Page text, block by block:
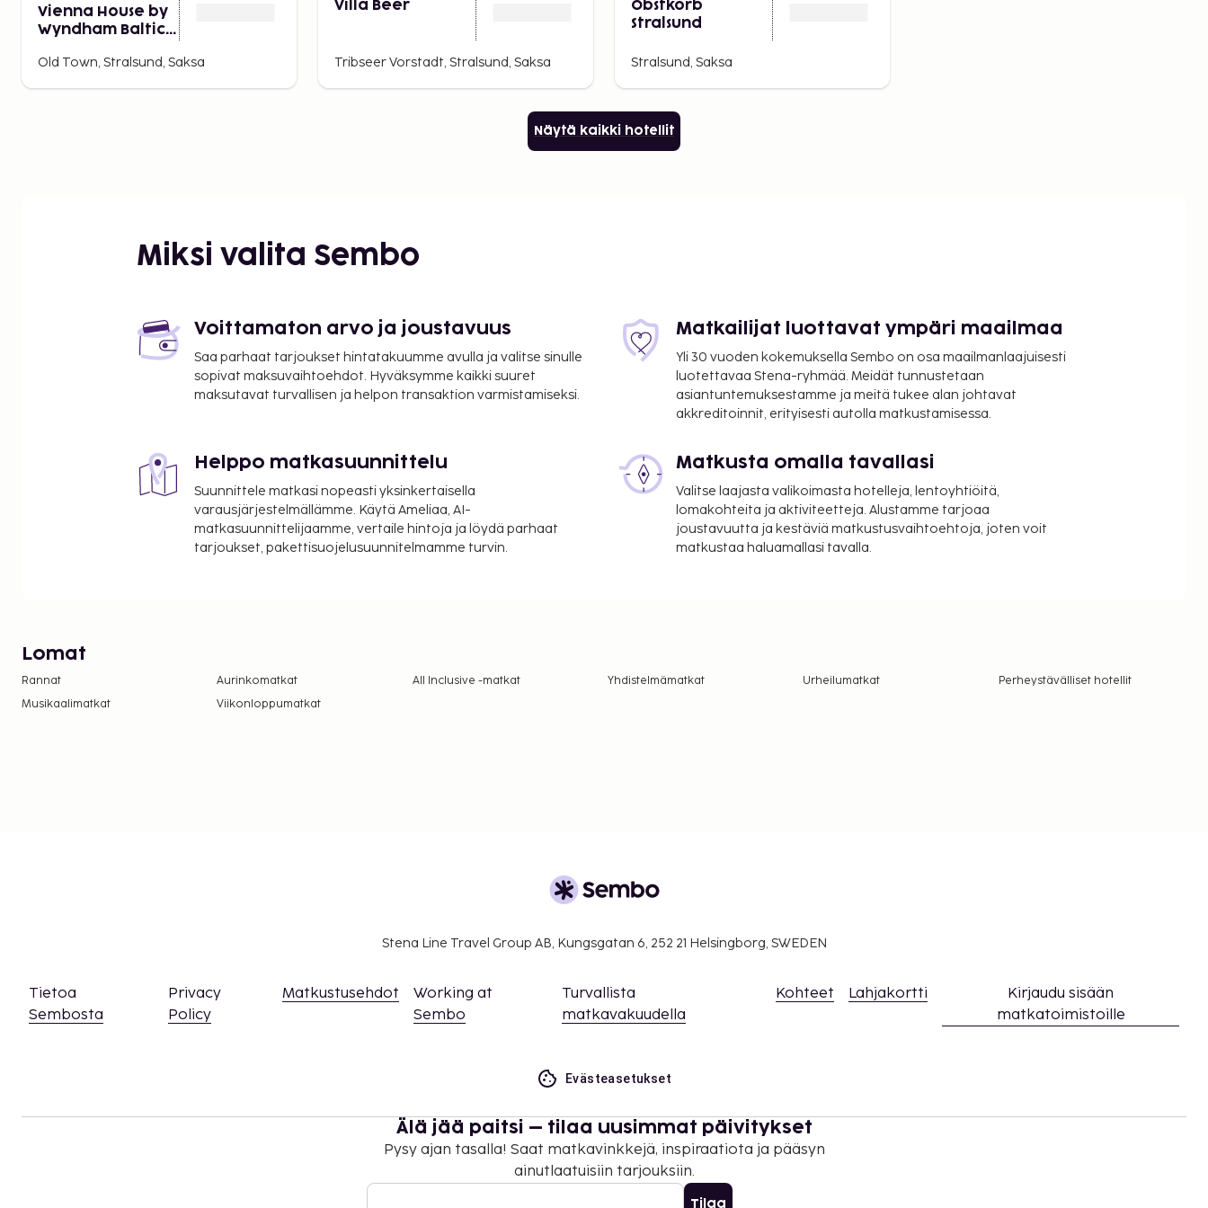
Joulumarkkinat. Upeat Weihnachtsmarkt-markkinat järjestetään Stralsundissa
29.11.-23.12.2013.
Vienna House by
Wyndham Baltic
Old Town, Stralsund, Saksa
Villa Beer
Tribseer Vorstadt, Stralsund, Saksa
Obstkorb
Stralsund
Stralsund, Saksa
Näytä kaikki hotellit
Miksi valita Sembo
Voittamaton arvo ja joustavuus
Saa parhaat tarjoukset hintatakuumme avulla ja valitse sinulle
sopivat maksuvaihtoehdot. Hyväksymme kaikki suuret
maksutavat turvallisen ja helpon transaktion varmistamiseksi.
Matkailijat luottavat ympäri maailmaa
Yli 30 vuoden kokemuksella Sembo on osa maailmanlaajuisesti
luotettavaa Stena-ryhmää. Meidät tunnustetaan
asiantuntemuksestamme ja meitä tukee alan johtavat
akkreditoinnit, erityisesti autolla matkustamisessa.
Helppo matkasuunnittelu
Suunnittele matkasi nopeasti yksinkertaisella
varausjärjestelmällämme. Käytä Ameliaa, AI-
matkasuunnittelijaamme, vertaile hintoja ja löydä parhaat
tarjoukset, pakettisuojelusuunnitelmamme turvin.
Matkusta omalla tavallasi
Valitse laajasta valikoimasta hotelleja, lentoyhtiöitä,
lomakohteita ja aktiviteetteja. Alustamme tarjoaa
joustavuutta ja kestäviä matkustusvaihtoehtoja, joten voit
matkustaa haluamallasi tavalla.
Lomat
Rannat Aurinkomatkat All Inclusive -matkat Yhdistelmämatkat Urheilumatkat
Perheystävälliset hotellit
Musikaalimatkat
Viikonloppumatkat
Stena Line Travel Group AB, Kungsgatan 6, 252 21 Helsingborg, SWEDEN
Tietoa
Sembosta
Privacy
Policy
Matkustusehdot
Working at
Sembo
Turvallista
matkavakuudella
Kohteet Lahjakortti
Kirjaudu sisään
matkatoimistoille
Evästeasetukset
Älä jää paitsi – tilaa uusimmat päivitykset
Pysy ajan tasalla! Saat matkavinkkejä, inspiraatiota ja pääsyn
ainutlaatuisiin tarjouksiin.
Tilaa